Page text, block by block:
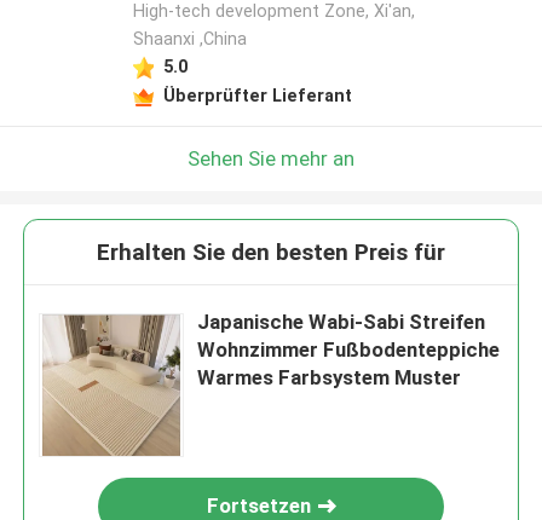
High-tech development Zone, Xi'an,
Shaanxi ,China
5.0
Überprüfter Lieferant
Sehen Sie mehr an
Erhalten Sie den besten Preis für
Japanische Wabi-Sabi Streifen
Wohnzimmer Fußbodenteppiche
Warmes Farbsystem Muster
Fortsetzen